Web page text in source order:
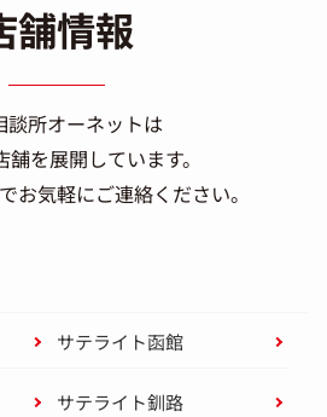
舗情報
談所オーネットは
を展開しています。
お気軽にご連絡ください。
サテライト函館
サテライト釧路